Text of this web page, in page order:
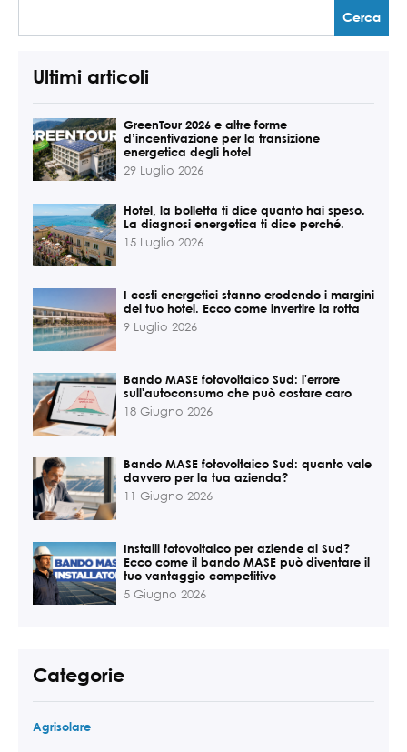
Ultimi articoli
GreenTour 2026 e altre forme
d’incentivazione per la transizione
energetica degli hotel
29 Luglio 2026
Hotel, la bolletta ti dice quanto hai speso.
La diagnosi energetica ti dice perché.
15 Luglio 2026
I costi energetici stanno erodendo i margini
del tuo hotel. Ecco come invertire la rotta
9 Luglio 2026
Bando MASE fotovoltaico Sud: l'errore
sull'autoconsumo che può costare caro
18 Giugno 2026
Bando MASE fotovoltaico Sud: quanto vale
davvero per la tua azienda?
11 Giugno 2026
Installi fotovoltaico per aziende al Sud?
Ecco come il bando MASE può diventare il
tuo vantaggio competitivo
5 Giugno 2026
Categorie
Agrisolare